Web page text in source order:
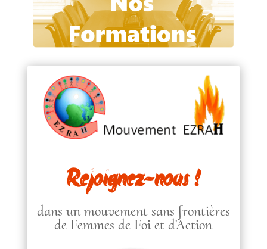
Rejoignez-nous !
dans un mouvement sans frontières
de Femmes de Foi et d'Action